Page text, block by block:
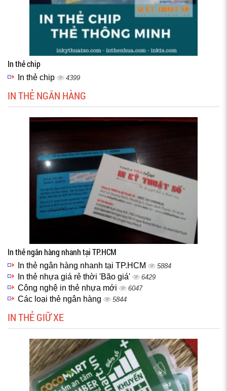
In thẻ chip
In thẻ chip 4399
IN THẺ NGÂN HÀNG
In thẻ ngân hàng nhanh tại TP.HCM
In thẻ ngân hàng nhanh tại TP.HCM 5884
In thẻ nhựa giá rẻ thời 'Bão giá' 6429
Công nghệ in thẻ nhựa mới 6047
Các loại thẻ ngân hàng 5844
IN THẺ GIỮ XE